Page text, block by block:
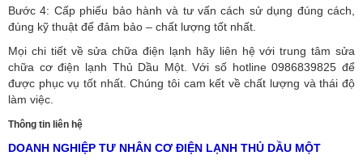
Bước 4: Cấp phiếu bảo hành và tư vấn cách sử dụng đúng cách,
đúng kỹ thuật để đảm bảo – chất lượng tốt nhất.
Mọi chi tiết về sửa chữa điện lạnh hãy liên hệ với trung tâm sửa
chữa cơ điện lạnh Thủ Dầu Một. Với số hotline 0986839825 để
được phục vụ tốt nhất. Chúng tôi cam kết về chất lượng và thái độ
làm việc.
Thông tin liên hệ
DOANH NGHIỆP TƯ NHÂN CƠ ĐIỆN LẠNH THỦ DẦU MỘT